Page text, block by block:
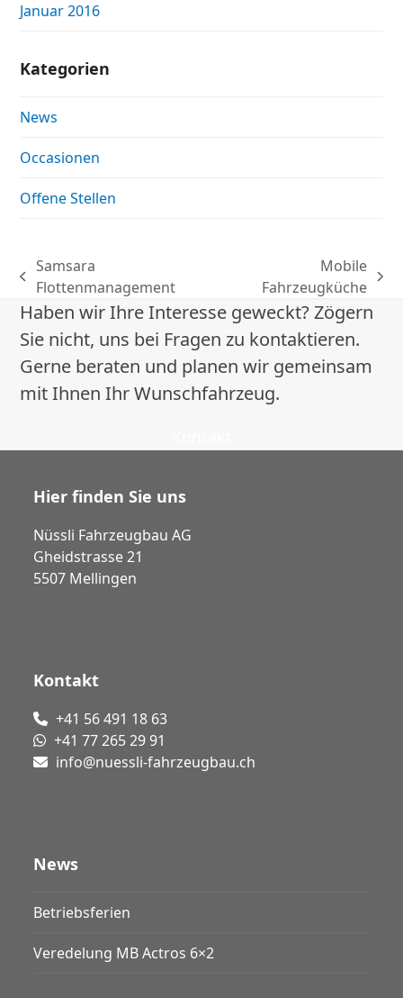
Januar 2016
Kategorien
News
Occasionen
Offene Stellen
vorheriger
Beitrag:
Samsara
Flottenmanagement
Nächster
Beitrag:
Mobile
Fahrzeugküche
Haben wir Ihre Interesse geweckt? Zögern
Sie nicht, uns bei Fragen zu kontaktieren.
Gerne beraten und planen wir gemeinsam
mit Ihnen Ihr Wunschfahrzeug.
Hier finden Sie uns
Nüssli Fahrzeugbau AG
Gheidstrasse 21
5507 Mellingen
Kontakt
+41 56 491 18 63
+41 77 265 29 91
info@nuessli-fahrzeugbau.ch
News
Betriebsferien
Veredelung MB Actros 6×2